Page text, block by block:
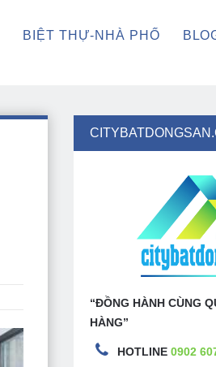
BIỆT THỰ-NHÀ PHỐ
“ĐỒNG HÀNH CÙNG
HÀNG”
HOTLINE 0902